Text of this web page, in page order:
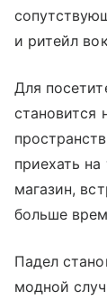
и ритейл
Для
становится
приехать
магазин,
больше
Падел
модной